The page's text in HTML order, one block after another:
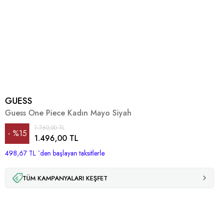
GUESS
Guess One Piece Kadın Mayo Siyah
%15
İndirim
1.760,00 TL
1.496,00 TL
498,67 TL `den başlayan taksitlerle
TÜM KAMPANYALARI KEŞFET